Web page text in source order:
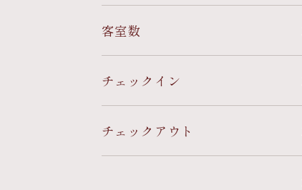
客室数
チェックイン
チェックアウト